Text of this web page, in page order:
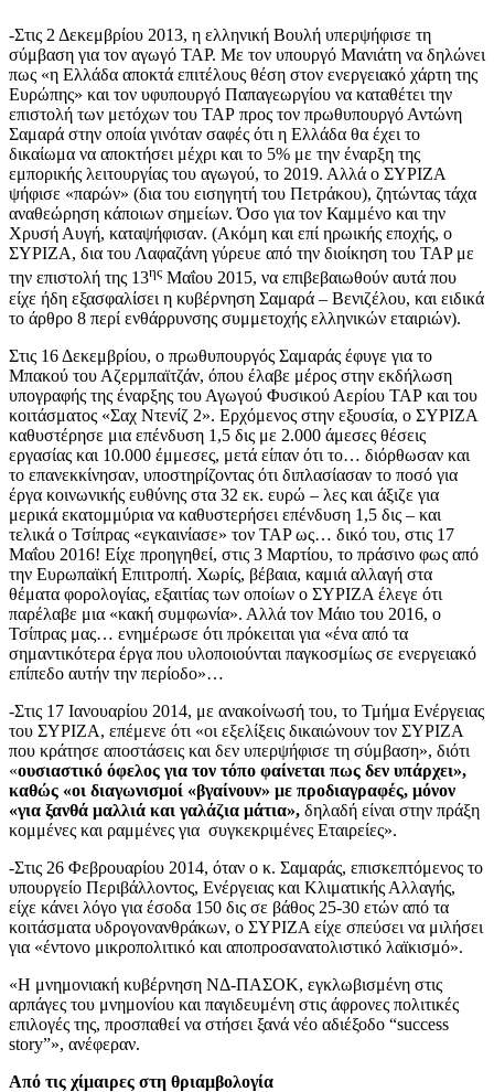
-Στις 2 Δεκεμβρίου 2013, η ελληνική Βουλή υπερψήφισε τη
σύμβαση για τον αγωγό TAP. Με τον υπουργό Μανιάτη να δηλώνει
πως «η Ελλάδα αποκτά επιτέλους θέση στον ενεργειακό χάρτη της
Ευρώπης» και τον υφυπουργό Παπαγεωργίου να καταθέτει την
επιστολή των μετόχων του ΤΑΡ προς τον πρωθυπουργό Αντώνη
Σαμαρά στην οποία γινόταν σαφές ότι η Ελλάδα θα έχει το
δικαίωμα να αποκτήσει μέχρι και το 5% με την έναρξη της
εμπορικής λειτουργίας του αγωγού, το 2019. Αλλά ο ΣΥΡΙΖΑ
ψήφισε «παρών» (δια του εισηγητή του Πετράκου), ζητώντας τάχα
αναθεώρηση κάποιων σημείων. Όσο για τον Καμμένο και την
Χρυσή Αυγή, καταψήφισαν. (Ακόμη και επί ηρωικής εποχής, ο
ΣΥΡΙΖΑ, δια του Λαφαζάνη γύρευε από την διοίκηση του TAP με
την επιστολή της 13ης Μαΐου 2015, να επιβεβαιωθούν αυτά που
είχε ήδη εξασφαλίσει η κυβέρνηση Σαμαρά – Βενιζέλου, και ειδικά
το άρθρο 8 περί ενθάρρυνσης συμμετοχής ελληνικών εταιριών).
Στις 16 Δεκεμβρίου, ο πρωθυπουργός Σαμαράς έφυγε για το
Μπακού του Αζερμπαϊτζάν, όπου έλαβε μέρος στην εκδήλωση
υπογραφής της έναρξης του Αγωγού Φυσικού Αερίου TAP και του
κοιτάσματος «Σαχ Ντενίζ 2». Ερχόμενος στην εξουσία, ο ΣΥΡΙΖΑ
καθυστέρησε μια επένδυση 1,5 δις με 2.000 άμεσες θέσεις
εργασίας και 10.000 έμμεσες, μετά είπαν ότι το… διόρθωσαν και
το επανεκκίνησαν, υποστηρίζοντας ότι διπλασίασαν το ποσό για
έργα κοινωνικής ευθύνης στα 32 εκ. ευρώ – λες και άξιζε για
μερικά εκατομμύρια να καθυστερήσει επένδυση 1,5 δις – και
τελικά ο Τσίπρας «εγκαινίασε» τον TAP ως… δικό του, στις 17
Μαΐου 2016! Είχε προηγηθεί, στις 3 Μαρτίου, το πράσινο φως από
την Ευρωπαϊκή Επιτροπή. Χωρίς, βέβαια, καμιά αλλαγή στα
θέματα φορολογίας, εξαιτίας των οποίων ο ΣΥΡΙΖΑ έλεγε ότι
παρέλαβε μια «κακή συμφωνία». Αλλά τον Μάιο του 2016, ο
Τσίπρας μας… ενημέρωσε ότι πρόκειται για «ένα από τα
σημαντικότερα έργα που υλοποιούνται παγκοσμίως σε ενεργειακό
επίπεδο αυτήν την περίοδο»…
-Στις 17 Ιανουαρίου 2014, με ανακοίνωσή του, το Τμήμα Ενέργειας
του ΣΥΡΙΖΑ, επέμενε ότι «οι εξελίξεις δικαιώνουν τον ΣΥΡΙΖΑ
που κράτησε αποστάσεις και δεν υπερψήφισε τη σύμβαση», διότι
«ουσιαστικό όφελος για τον τόπο φαίνεται πως δεν υπάρχει»,
καθώς «οι διαγωνισμοί «βγαίνουν» με προδιαγραφές, μόνον
«για ξανθά μαλλιά και γαλάζια μάτια», δηλαδή είναι στην πράξη
κομμένες και ραμμένες για συγκεκριμένες Εταιρείες».
-Στις 26 Φεβρουαρίου 2014, όταν ο κ. Σαμαράς, επισκεπτόμενος το
υπουργείο Περιβάλλοντος, Ενέργειας και Κλιματικής Αλλαγής,
είχε κάνει λόγο για έσοδα 150 δις σε βάθος 25-30 ετών από τα
κοιτάσματα υδρογονανθράκων, ο ΣΥΡΙΖΑ είχε σπεύσει να μιλήσει
για «έντονο μικροπολιτικό και αποπροσανατολιστικό λαϊκισμό».
«Η μνημονιακή κυβέρνηση ΝΔ-ΠΑΣΟΚ, εγκλωβισμένη στις
αρπάγες του μνημονίου και παγιδευμένη στις άφρονες πολιτικές
επιλογές της, προσπαθεί να στήσει ξανά νέο αδιέξοδο “success
story”», ανέφεραν.
Από τις χίμαιρες στη θριαμβολογία